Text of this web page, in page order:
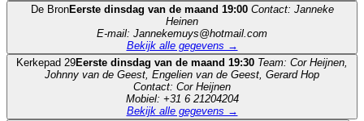
De BronEerste dinsdag van de maand 19:00 Contact: Janneke
Heinen
E-mail: Jannekemuys@hotmail.com
Bekijk alle gegevens →
Kerkepad 29Eerste dinsdag van de maand 19:30 Team: Cor Heijnen,
Johnny van de Geest, Engelien van de Geest, Gerard Hop
Contact: Cor Heijnen
Mobiel: +31 6 21204204
Bekijk alle gegevens →